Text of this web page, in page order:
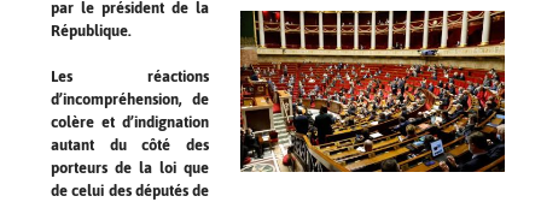
par le président de la
République.
Les réactions
d’incompréhension, de
colère et d’indignation
autant du côté des
porteurs de la loi que
de celui des députés de